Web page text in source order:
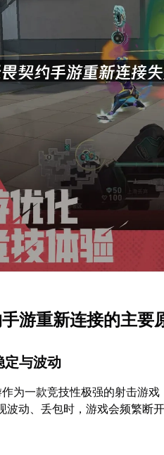
游重新连接的主要
定与波动
为一款竞技性极强的射击游
波动、丢包时，游戏会频繁断